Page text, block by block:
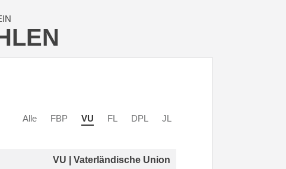
Alle FBP VU FL DPL JL
VU | Vaterländische Union